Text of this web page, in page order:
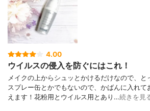
4.00
ウイルスの侵入を防ぐにはこれ！
メイクの上からシュッとかけるだけなので、と
スプレー缶とかでもないので、かばんに入れて
えます！花粉用とウイルス用とあり…続きを見